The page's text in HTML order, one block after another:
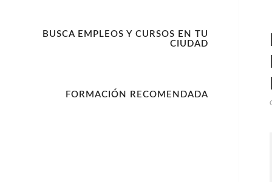
BUSCA EMPLEOS Y CURSOS EN TU
CIUDAD
FORMACIÓN RECOMENDADA